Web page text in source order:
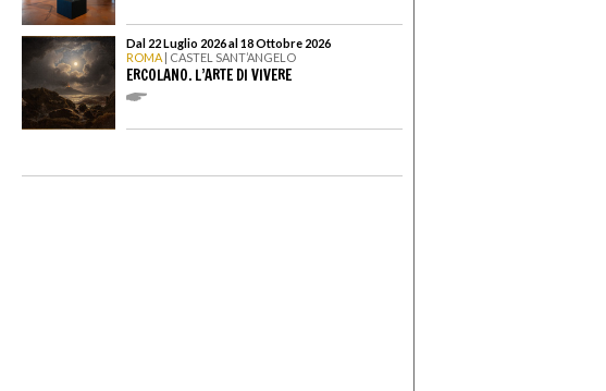
Dal 22 Luglio 2026 al 18 Ottobre 2026
ROMA | CASTEL SANT’ANGELO
ERCOLANO. L’ARTE DI VIVERE